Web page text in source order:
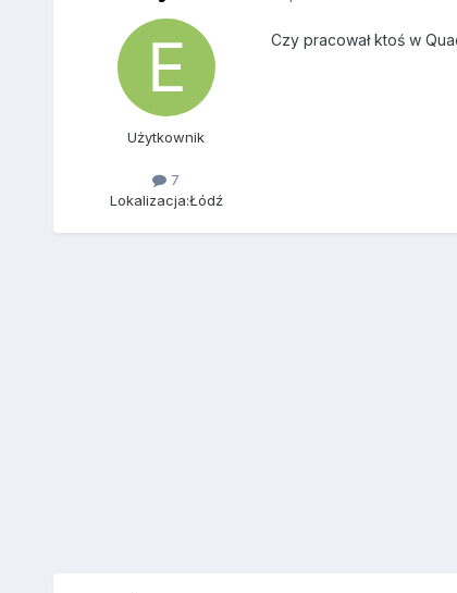
Użytkownik
7
Lokalizacja:Łódź
Czy pracował ktoś w